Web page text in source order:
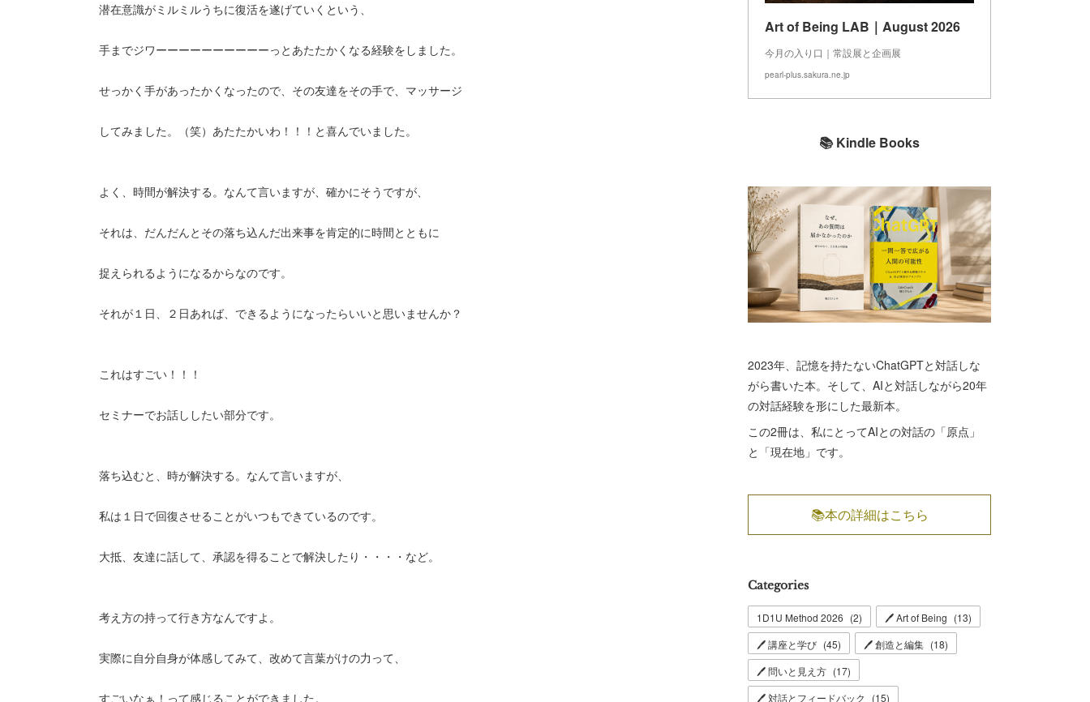
潜在意識がミルミルうちに復活を遂げていくという、
手までジワーーーーーーーーーーっとあたたかくなる経験をしました。
せっかく手があったかくなったので、その友達をその手で、マッサージ
してみました。（笑）あたたかいわ！！！と喜んでいました。
よく、時間が解決する。なんて言いますが、確かにそうですが、
それは、だんだんとその落ち込んだ出来事を肯定的に時間とともに
捉えられるようになるからなのです。
それが１日、２日あれば、できるようになったらいいと思いませんか？
これはすごい！！！
セミナーでお話ししたい部分です。
落ち込むと、時が解決する。なんて言いますが、
私は１日で回復させることがいつもできているのです。
大抵、友達に話して、承認を得ることで解決したり・・・・など。
考え方の持って行き方なんですよ。
実際に自分自身が体感してみて、改めて言葉がけの力って、
すごいなぁ！って感じることができました。
Art of Being LAB｜August 2026
今月の入り口｜常設展と企画展
pearl-plus.sakura.ne.jp
📚 Kindle Books
2023年、記憶を持たないChatGPTと対話しな
がら書いた本。そして、AIと対話しながら20年
の対話経験を形にした最新本。
この2冊は、私にとってAIとの対話の「原点」
と「現在地」です。
📚本の詳細はこちら
Categories
1D1U Method 2026 (2) 🖊 Art of Being (13)
🖊 講座と学び (45) 🖊 創造と編集 (18)
🖊 問いと見え方 (17)
🖊 対話とフィードバック
(15)